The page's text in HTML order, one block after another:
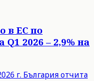
в ЕС по
2026 – 2,9% на
г. България отчита